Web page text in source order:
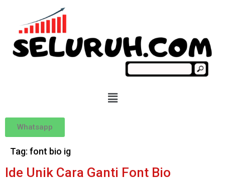
Whatsapp
Tag: font bio ig
Ide Unik Cara Ganti Font Bio